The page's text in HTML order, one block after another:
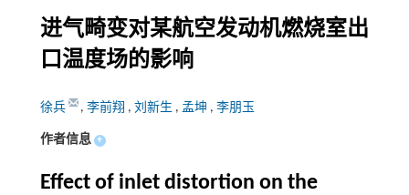
进气畸变对某航空发动机燃烧室出
口温度场的影响
徐兵 , 李前翔 , 刘新生 , 孟坤 , 李朋玉
作者信息 +
Effect of inlet distortion on the